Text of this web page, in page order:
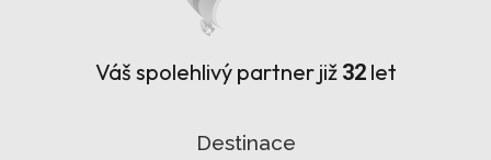
Váš spolehlivý partner již 32let
Destinace